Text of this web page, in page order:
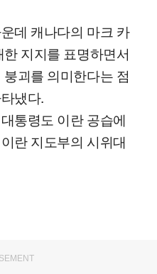
데 캐나다의 마크 카
지지를 표명하면서
괴를 의미한다는 점
냈다.
통령도 이란 공습에
란 지도부의 시위대